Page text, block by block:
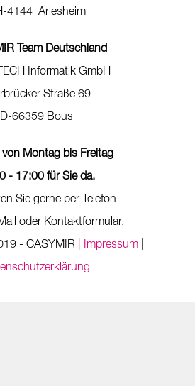
4144 Arlesheim
Team Deutschland
Informatik GmbH
Straße 69
D-66359 Bous
Montag bis Freitag
- 17:00 für Sie da.
Sie gerne per Telefon
oder Kontaktformular.
- CASYMIR | Impressum